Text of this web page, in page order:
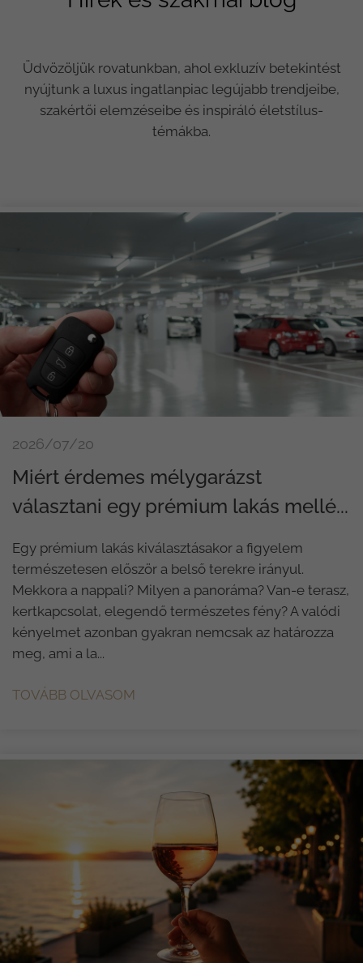
Üdvözöljük rovatunkban, ahol exkluzív betekintést
nyújtunk a luxus ingatlanpiac legújabb trendjeibe,
szakértői elemzéseibe és inspiráló életstílus-
témákba.
2026/07/20
Miért érdemes mélygarázst
választani egy prémium lakás mellé...
Egy prémium lakás kiválasztásakor a figyelem
természetesen először a belső terekre irányul.
Mekkora a nappali? Milyen a panoráma? Van-e terasz,
kertkapcsolat, elegendő természetes fény? A valódi
kényelmet azonban gyakran nemcsak az határozza
meg, ami a la...
TOVÁBB OLVASOM